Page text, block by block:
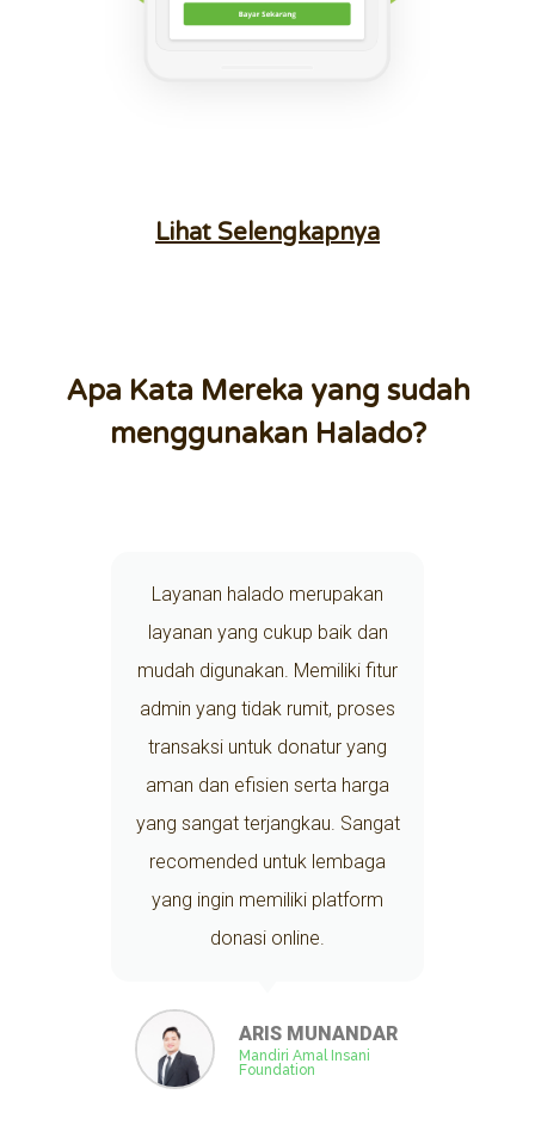
Lihat Selengkapnya
Apa Kata Mereka yang sudah
menggunakan Halado?
Layanan halado merupakan
layanan yang cukup baik dan
mudah digunakan. Memiliki fitur
admin yang tidak rumit, proses
transaksi untuk donatur yang
aman dan efisien serta harga
yang sangat terjangkau. Sangat
recomended untuk lembaga
yang ingin memiliki platform
donasi online.
ARIS MUNANDAR
Mandiri Amal Insani
Foundation